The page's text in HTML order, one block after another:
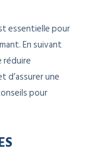
essentielle pour
En suivant
réduire
d’assurer une
pour